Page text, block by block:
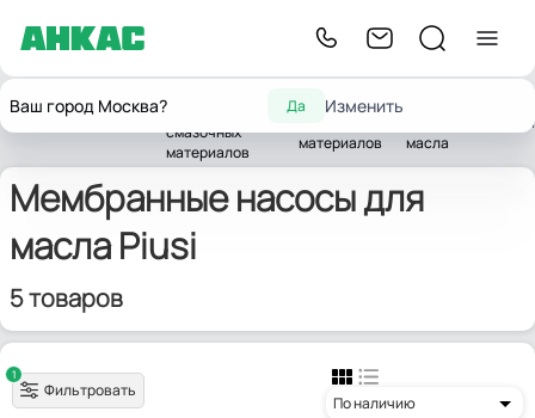
Ваш город Москва? Да Изменить
Главная
горюче-
смазочных
материалов
Насосы для
материалов
масла
Piusi
Мембранные насосы для
масла Piusi
5 товаров
1
Фильтровать
По наличию